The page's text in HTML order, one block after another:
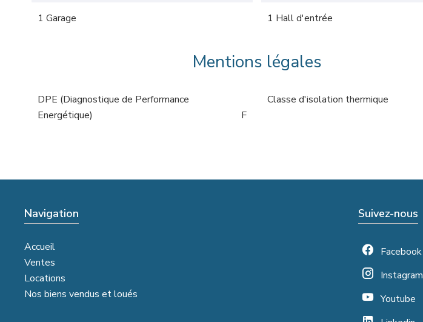
1 Garage 1 Hall d'entrée
Mentions légales
DPE (Diagnostique de Performance
Energétique)
F
Classe d'isolation thermique
Navigation
Accueil
Ventes
Locations
Nos biens vendus et loués
Suivez-nous
Facebook
Instagram
Youtube